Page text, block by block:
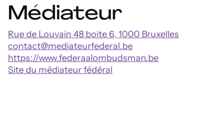
Médiateur
Rue de Louvain 48 boite 6, 1000 Bruxelles
contact@mediateurfederal.be
https://www.federaalombudsman.be
Site du médiateur fédéral